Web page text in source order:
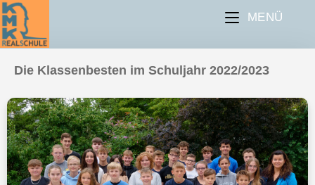
MENÜ
Die Klassenbesten im Schuljahr 2022/2023